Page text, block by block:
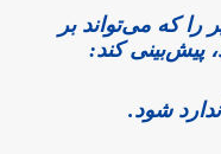
را که می‌تواند بر
پیش‌بینی کند: